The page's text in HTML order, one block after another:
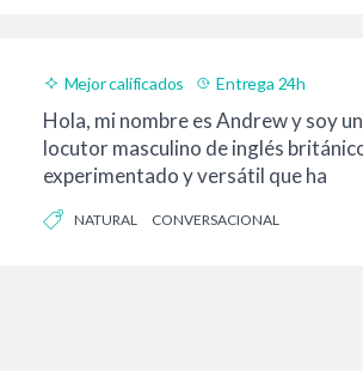
Mejor calificados Entrega 24h
Hola, mi nombre es Andrew y soy un
locutor masculino de inglés
experimentado y versátil que ha
NATURAL CONVERSACIONAL